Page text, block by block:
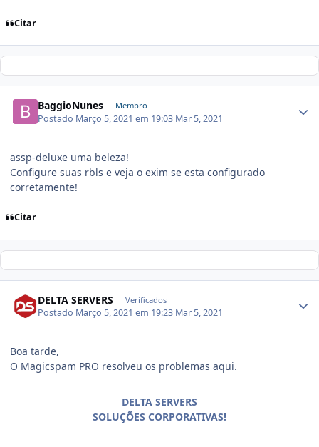
Citar
BaggioNunes Membro
Postado Março 5, 2021 em 19:03 Mar 5, 2021
assp-deluxe uma beleza!
Configure suas rbls e veja o exim se esta configurado
corretamente!
Citar
DELTA SERVERS Verificados
Postado Março 5, 2021 em 19:23 Mar 5, 2021
Boa tarde,
O Magicspam PRO resolveu os problemas aqui.
DELTA SERVERS
SOLUÇÕES CORPORATIVAS!